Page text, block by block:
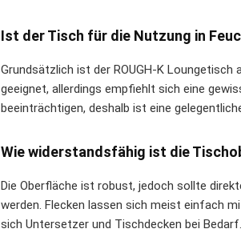
Ist der Tisch für die Nutzung in
Grundsätzlich ist der ROUGH-K
geeignet, allerdings empfiehlt sich eine
beeinträchtigen, deshalb ist eine
Wie widerstandsfähig ist die
Die Oberfläche ist robust, jedoch sollte
werden. Flecken lassen sich meist einfach
sich Untersetzer und Tischdecken bei Bedarf.